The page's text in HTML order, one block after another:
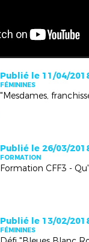
Publié le 11/04/
FÉMININES
Publié le 26/03/
FORMATION
Publié le 13/02/
FÉMININES